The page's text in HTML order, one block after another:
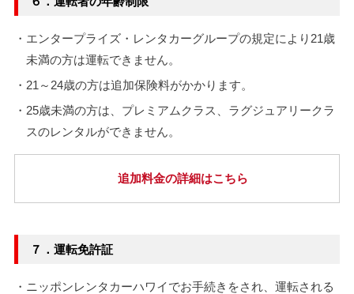
・エンタープライズ・レンタカーグループの規定により21歳
未満の方は運転できません。
・21～24歳の方は追加保険料がかかります。
・25歳未満の方は、プレミアムクラス、ラグジュアリークラ
スのレンタルができません。
追加料金の詳細はこちら
７．運転免許証
・ニッポンレンタカーハワイでお手続きをされ、運転される